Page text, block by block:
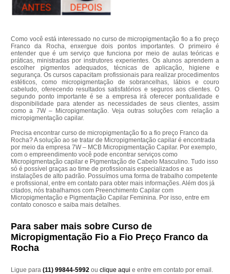
Como você está interessado no curso de micropigmentação fio a fio preço
Franco da Rocha, enxergue dois pontos importantes. O primeiro é
entender que é um serviço que funciona por meio de aulas teóricas e
práticas, ministradas por instrutores experientes. Os alunos aprendem a
escolher pigmentos adequados, técnicas de aplicação, higiene e
segurança. Os cursos capacitam profissionais para realizar procedimentos
estéticos, como micropigmentação de sobrancelhas, lábios e couro
cabeludo, oferecendo resultados satisfatórios e seguros aos clientes. O
segundo ponto importante é se a empresa irá oferecer pontualidade e
disponibilidade para atender as necessidades de seus clientes, assim
como a 7W – Micropigmentação. Veja outras soluções com relação a
micropigmentação capilar.
Precisa encontrar curso de micropigmentação fio a fio preço Franco da
Rocha? A solução ao se tratar de Micropigmentação capilar é encontrada
por meio da empresa 7W – MCB Micropigmentação Capilar. Por exemplo,
com o empreendimento você pode encontrar serviços como
Micropigmentação capilar e Pigmentação de Cabelo Masculino. Tudo isso
só é possível graças ao time de profissionais especializados e as
instalações de alto padrão. Possuímos uma forma de trabalho competente
e profissional, entre em contato para obter mais informações. Além dos já
citados, nós trabalhamos com Preenchimento Capilar com
Micropigmentação e Pigmentação Capilar Feminina. Por isso, entre em
contato conosco e saiba mais detalhes.
Para saber mais sobre Curso de
Micropigmentação Fio a Fio Preço Franco da
Rocha
Ligue para(11) 99844-5992ouclique aqui e entre em contato por email.